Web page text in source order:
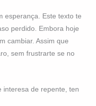
esperança. Este texto te
perdido. Embora hoje
cambiar. Assim que
sem frustrarte se no
interesa de repente, ten